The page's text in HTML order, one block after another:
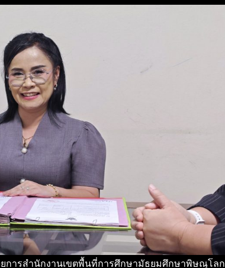
ารสำนักงานเขตพื้นที่การศึกษามัธยมศึกษาพิษณุโลก